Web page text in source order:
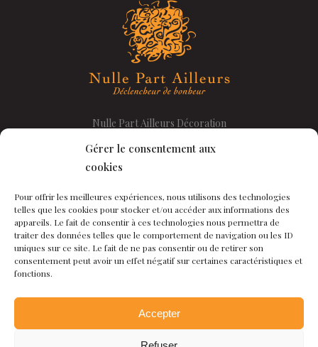
Gérer le consentement aux
cookies
Pour offrir les meilleures expériences, nous utilisons des technologies
telles que les cookies pour stocker et/ou accéder aux informations des
appareils. Le fait de consentir à ces technologies nous permettra de
traiter des données telles que le comportement de navigation ou les ID
uniques sur ce site. Le fait de ne pas consentir ou de retirer son
consentement peut avoir un effet négatif sur certaines caractéristiques et
fonctions.
Accepter
Nulle Part Ailleurs Décoration
Rue du Valentin 5
1400 YVERDON-les-BAINS
Mardi-Vendredi : 9h30 – 12h00
et 14h00 – 18h00